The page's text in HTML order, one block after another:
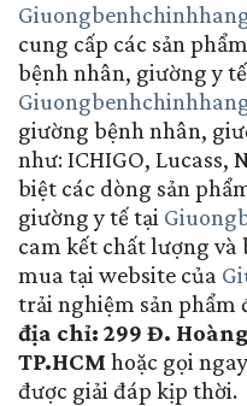
cung cấp các sản
bệnh nhân, giường y
giường bệnh nhân,
như: ICHIGO, Lucass,
biệt các dòng sản
giường y tế tại
cam kết chất lượng và
mua tại website của
trải nghiệm sản phẩm
địa chỉ: 299 Đ.
TP.HCM hoặc gọi ngay
được giải đáp kịp thời.